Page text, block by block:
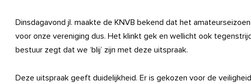
Dinsdagavond jl. maakte de KNVB bekend dat het
voor onze vereniging dus. Het klinkt gek en wellicht ook
bestuur zegt dat we ‘blij’ zijn met deze uitspraak.
Deze uitspraak geeft duidelijkheid. Er is gekozen voor de